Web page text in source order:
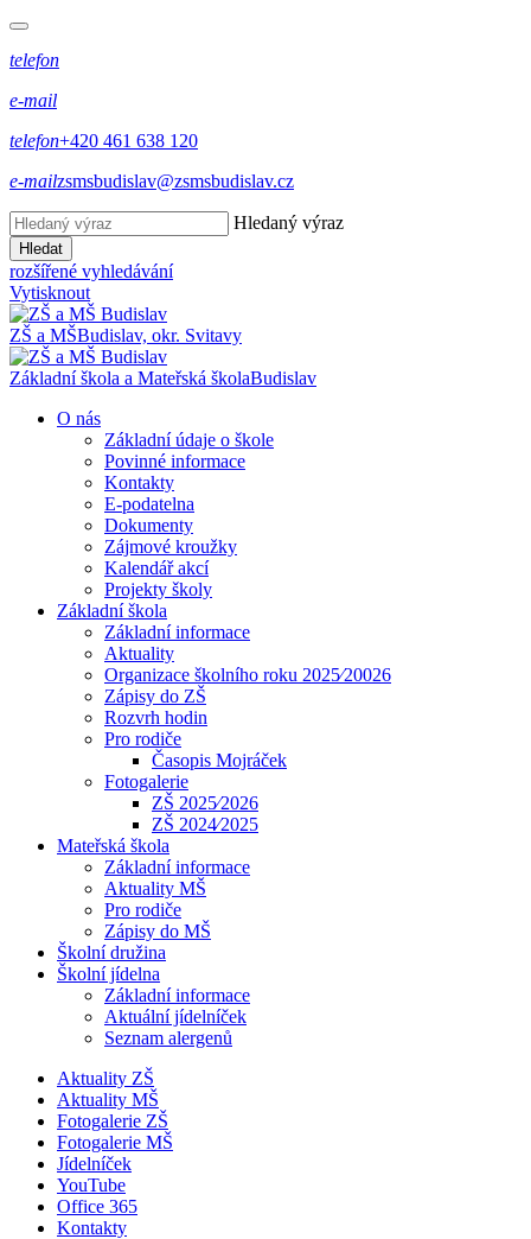
telefon
e-mail
telefon+420 461 638 120
e-mailzsmsbudislav@zsmsbudislav.cz
Hledaný výraz
Hledat
rozšířené vyhledávání
Vytisknout
ZŠ a MŠBudislav, okr. Svitavy
Základní škola a Mateřská školaBudislav
O nás
Základní údaje o škole
Povinné informace
Kontakty
E-podatelna
Dokumenty
Zájmové kroužky
Kalendář akcí
Projekty školy
Základní škola
Základní informace
Aktuality
Organizace školního roku 2025⁄20026
Zápisy do ZŠ
Rozvrh hodin
Pro rodiče
Časopis Mojráček
Fotogalerie
ZŠ 2025⁄2026
ZŠ 2024⁄2025
Mateřská škola
Základní informace
Aktuality MŠ
Pro rodiče
Zápisy do MŠ
Školní družina
Školní jídelna
Základní informace
Aktuální jídelníček
Seznam alergenů
Aktuality ZŠ
Aktuality MŠ
Fotogalerie ZŠ
Fotogalerie MŠ
Jídelníček
YouTube
Office 365
Kontakty